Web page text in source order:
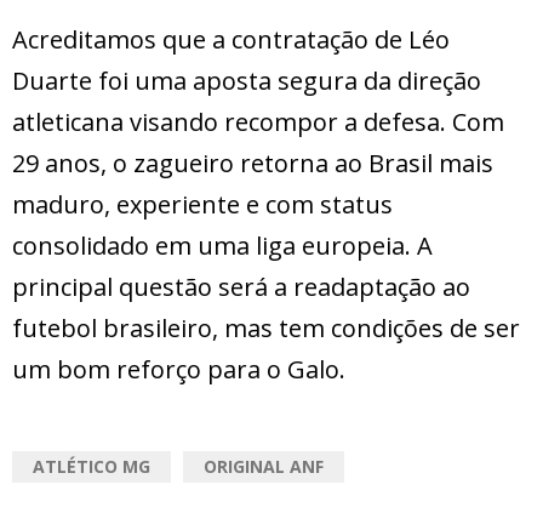
Acreditamos que a contratação de Léo
Duarte foi uma aposta segura da direção
atleticana visando recompor a defesa. Com
29 anos, o zagueiro retorna ao Brasil mais
maduro, experiente e com status
consolidado em uma liga europeia. A
principal questão será a readaptação ao
futebol brasileiro, mas tem condições de ser
um bom reforço para o Galo.
ATLÉTICO MG ORIGINAL ANF